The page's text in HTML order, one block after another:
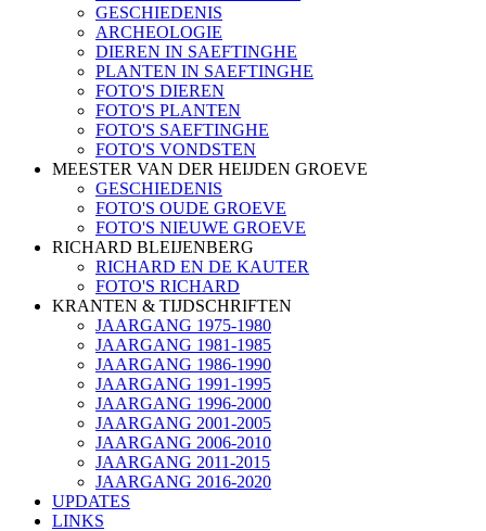
GESCHIEDENIS
ARCHEOLOGIE
DIEREN IN SAEFTINGHE
PLANTEN IN SAEFTINGHE
FOTO'S DIEREN
FOTO'S PLANTEN
FOTO'S SAEFTINGHE
FOTO'S VONDSTEN
MEESTER VAN DER HEIJDEN GROEVE
GESCHIEDENIS
FOTO'S OUDE GROEVE
FOTO'S NIEUWE GROEVE
RICHARD BLEIJENBERG
RICHARD EN DE KAUTER
FOTO'S RICHARD
KRANTEN & TIJDSCHRIFTEN
JAARGANG 1975-1980
JAARGANG 1981-1985
JAARGANG 1986-1990
JAARGANG 1991-1995
JAARGANG 1996-2000
JAARGANG 2001-2005
JAARGANG 2006-2010
JAARGANG 2011-2015
JAARGANG 2016-2020
UPDATES
LINKS